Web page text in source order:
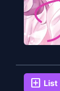
add_box List